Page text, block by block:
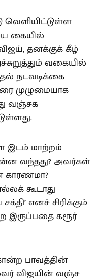
வெளியிட்டுள்ள
கையில்
தனக்குக் கீழ்
வகையில்
நடவடிக்கை
முழுமையாக
வஞ்சக
இடம் மாற்றம்
வந்தது? அவர்கள்
கூடாது
எனச் சிரிக்கும்
இருப்பதை கரூர்